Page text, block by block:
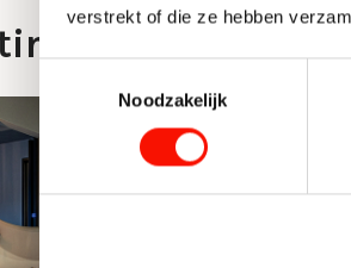
verstrekt of die ze hebben
Noodzakelijk
per ruimte